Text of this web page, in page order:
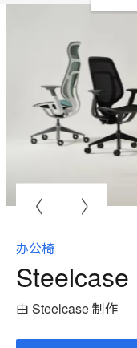
办公椅
由 Steelcase 制作